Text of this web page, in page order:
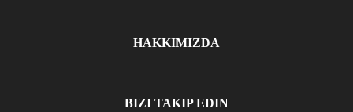
HAKKIMIZDA
BIZI TAKIP EDIN